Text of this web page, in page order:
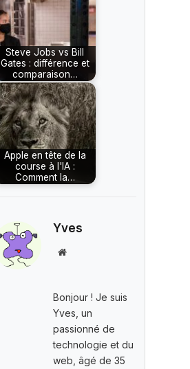
Steve Jobs vs Bill
Gates : différence et
comparaison…
Apple en tête de la
course à l'IA :
Comment la…
Yves
Site
Bonjour ! Je suis
Yves, un
passionné de
technologie et du
web, âgé de 35